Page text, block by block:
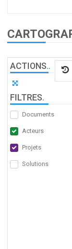
ACTIONS..
FILTRES.
Documents
Acteurs
Projets
Solutions